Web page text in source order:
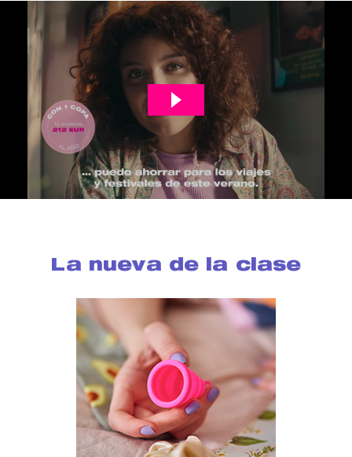
La nueva de la clase